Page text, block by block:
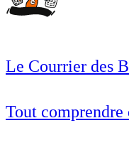
Le Courrier des
Tout comprendre